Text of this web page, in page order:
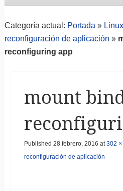
Categoría actual: Portada » Linux
reconfiguración de aplicación »
reconfiguring app
mount
Published 28 febrero, 2016 at 302
reconfiguración de aplicación